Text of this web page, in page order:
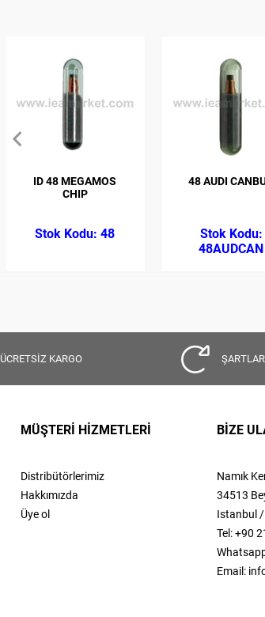
ID 48 MEGAMOS
CHIP
48
48 AUDI
48AUDCAN
ÜCRETSİZ KARGO
MÜŞTERİ HİZMETLERİ
Distribütörlerimiz
Hakkımızda
Üye ol
BİZE
Namık
34513
Istanbul /
Tel: +90
Email: